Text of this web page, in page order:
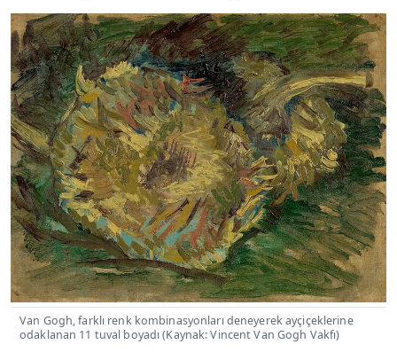
Van Gogh, farklı renk kombinasyonları deneyerek ayçiçeklerine
odaklanan 11 tuval boyadı (Kaynak: Vincent Van Gogh Vakfı)